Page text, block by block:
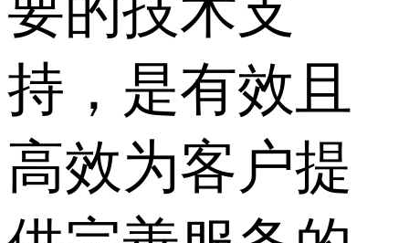
持，是有效且
高效为客户提